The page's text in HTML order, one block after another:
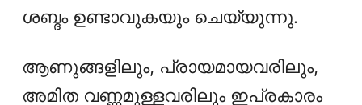
ശബ്ദം ഉണ്ടാവുകയും ചെയ്യുന്നു.
ആണുങ്ങളിലും, പ്രായമായവരിലും,
അമിത വണ്ണമുള്ളവരിലും ഇപ്രകാരം